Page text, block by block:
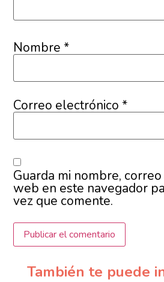
Nombre*
Correo electrónico*
Guarda mi nombre,
web en este navegador
vez que comente.
También te puede